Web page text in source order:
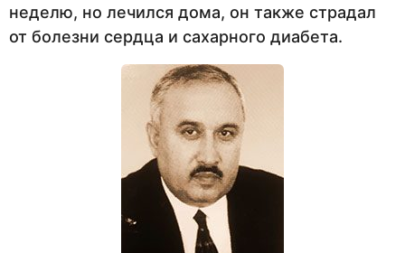
неделю, но лечился дома, он также страдал
от болезни сердца и сахарного диабета.